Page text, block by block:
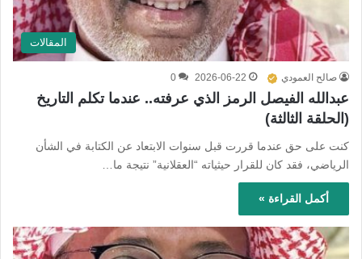
المقالات
صالح العمودي 2026-06-22
0
عبدالله الفيصل الرمز الذي عرفته.. عندما تكلم التاريخ
(الحلقة الثالثة)
كنت على حق عندما قررت قبل سنوات الابتعاد عن الكتابة في الشأن
الرياضي، فقد كان للقرار حيثياته “العقلانية” نتيجة ما…
أكمل القراءة »